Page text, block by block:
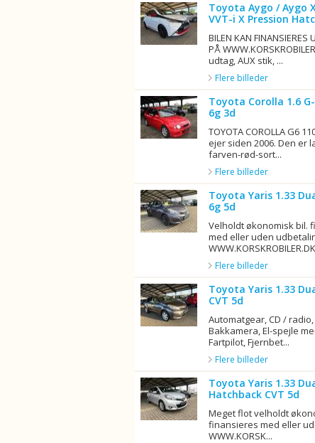
Toyota Aygo / Aygo
VVT-i X Pression
BILEN KAN FINANSIERES
PÅ
udtag, AUX stik, ...
Flere billeder
Toyota Corolla 1.6
6g 3d
TOYOTA COROLLA G6
ejer siden 2006. Den er
farven-rød-sort...
Flere billeder
Toyota Yaris 1.33
6g 5d
Velholdt økonomisk bil.
med eller uden
Flere billeder
Toyota Yaris 1.33
CVT 5d
Automatgear, CD /
Bakkamera, El-spejle
Fartpilot, Fjernbet...
Flere billeder
Toyota Yaris 1.33
Hatchback CVT 5d
Meget flot velholdt
finansieres med eller
WWW.KORSK...